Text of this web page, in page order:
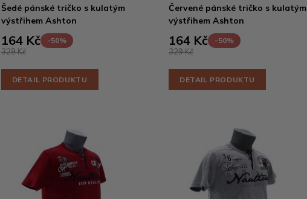
Šedé pánské tričko s kulatým
výstřihem Ashton
164 Kč -50%
329 Kč
DETAIL PRODUKTU
Červené pánské tričko s kulatým
výstřihem Ashton
164 Kč -50%
329 Kč
DETAIL PRODUKTU